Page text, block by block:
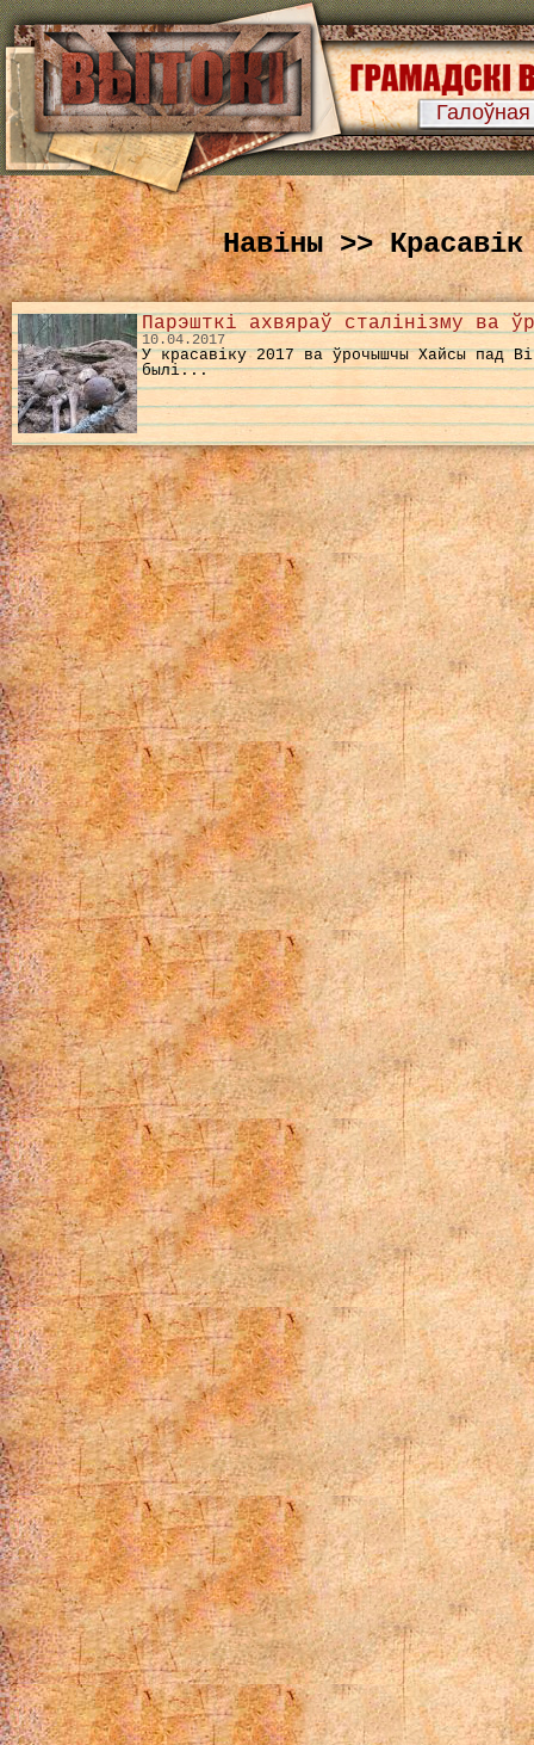
Галоўная
Навіны >> Красавік
Парэшткі ахвяраў сталінізму ва
10.04.2017
У красавіку 2017 ва ўрочышчы Хайсы пад
былі...